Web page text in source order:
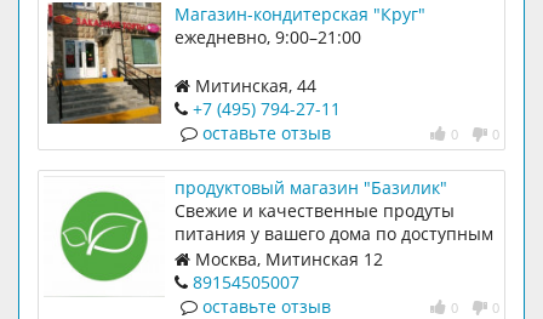
Магазин-кондитерская "Круг"
ежедневно, 9:00–21:00
Митинская, 44
+7 (495) 794-27-11
0 0
оставьте отзыв
продуктовый магазин "Базилик"
Свежие и качественные продуты
питания у вашего дома по доступным
ценам.
Москва, Митинская 12
89154505007
0 0
оставьте отзыв